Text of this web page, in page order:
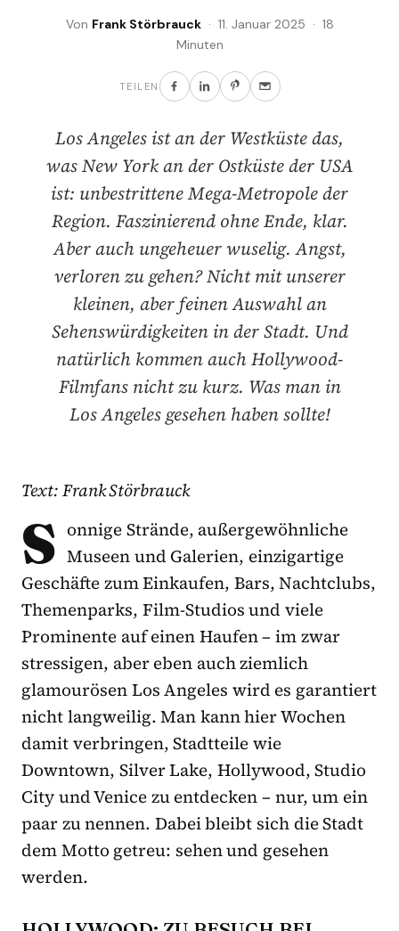
Von Frank Störbrauck· 11. Januar 2025 · 18
Minuten
TEILEN
Los Angeles ist an der Westküste das,
was New York an der Ostküste der USA
ist: unbestrittene Mega-Metropole der
Region. Faszinierend ohne Ende, klar.
Aber auch ungeheuer wuselig. Angst,
verloren zu gehen? Nicht mit unserer
kleinen, aber feinen Auswahl an
Sehenswürdigkeiten in der Stadt. Und
natürlich kommen auch Hollywood-
Filmfans nicht zu kurz. Was man in
Los Angeles gesehen haben sollte!
Text: Frank Störbrauck
S onnige Strände, außergewöhnliche
Museen und Galerien, einzigartige
Geschäfte zum Einkaufen, Bars, Nachtclubs,
Themenparks, Film-Studios und viele
Prominente auf einen Haufen – im zwar
stressigen, aber eben auch ziemlich
glamourösen Los Angeles wird es garantiert
nicht langweilig. Man kann hier Wochen
damit verbringen, Stadtteile wie
Downtown, Silver Lake, Hollywood, Studio
City und Venice zu entdecken – nur, um ein
paar zu nennen. Dabei bleibt sich die Stadt
dem Motto getreu: sehen und gesehen
werden.